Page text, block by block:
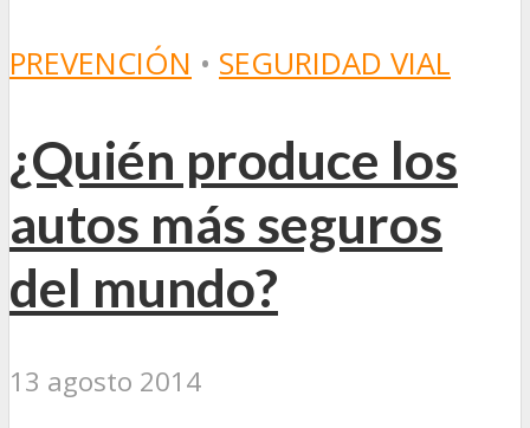
PREVENCIÓN • SEGURIDAD VIAL
¿Quién produce los
autos más seguros
del mundo?
13 agosto 2014